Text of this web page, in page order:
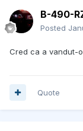
B-490-
Posted
Cred ca a vandut-
Quote